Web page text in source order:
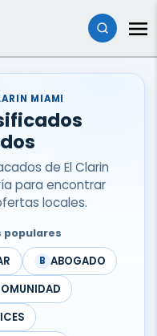
MIAMI
de El Clarin
para encontrar
locales.
populares
B ABOGADO